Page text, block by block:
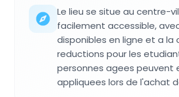
Le lieu se situe au centre-
facilement accessible,
disponibles en ligne et a la
reductions pour les
personnes agees peuvent
appliquees lors de l'achat